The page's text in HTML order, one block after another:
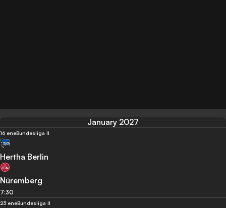
January 2027
16 eneBundesliga II
Hertha Berlin
Núremberg
7:30
23 eneBundesliga II